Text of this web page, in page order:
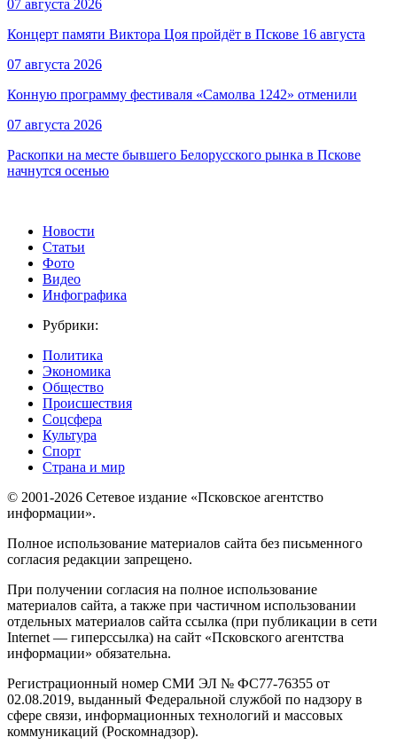
07 августа 2026
Концерт памяти Виктора Цоя пройдёт в Пскове 16 августа
07 августа 2026
Конную программу фестиваля «Самолва 1242» отменили
07 августа 2026
Раскопки на месте бывшего Белорусского рынка в Пскове
начнутся осенью
Новости
Статьи
Фото
Видео
Инфографика
Рубрики:
Политика
Экономика
Общество
Происшествия
Соцсфера
Культура
Спорт
Страна и мир
© 2001-2026 Сетевое издание «Псковское агентство
информации».
Полное использование материалов сайта без письменного
согласия редакции запрещено.
При получении согласия на полное использование
материалов сайта, а также при частичном использовании
отдельных материалов сайта ссылка (при публикации в сети
Internet — гиперссылка) на сайт «Псковского агентства
информации» обязательна.
Регистрационный номер СМИ ЭЛ № ФС77-76355 от
02.08.2019, выданный Федеральной службой по надзору в
сфере связи, информационных технологий и массовых
коммуникаций (Роскомнадзор).